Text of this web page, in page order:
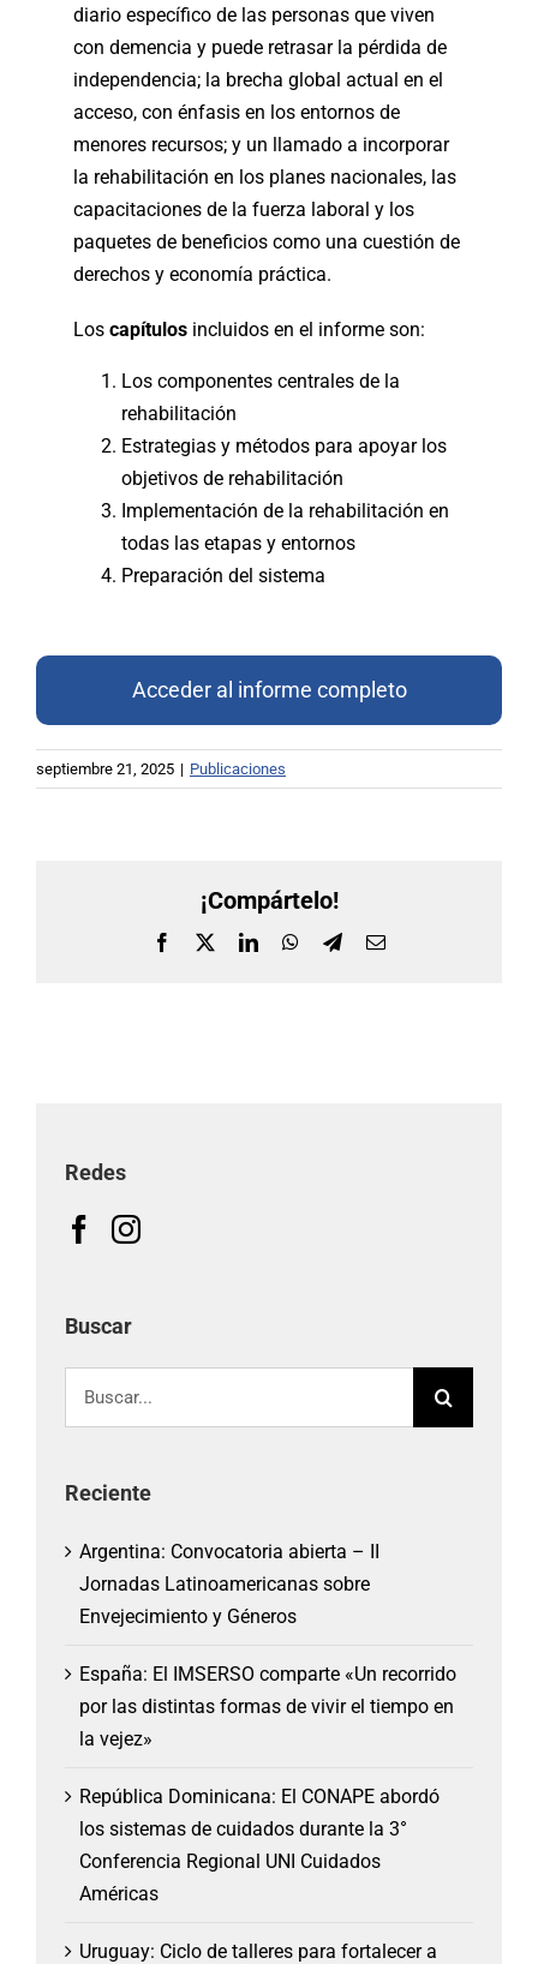
diario específico de las personas que viven
con demencia y puede retrasar la pérdida de
independencia; la brecha global actual en el
acceso, con énfasis en los entornos de
menores recursos; y un llamado a incorporar
la rehabilitación en los planes nacionales, las
capacitaciones de la fuerza laboral y los
paquetes de beneficios como una cuestión de
derechos y economía práctica.
Loscapítulos incluidos en el informe son:
Los componentes centrales de la
rehabilitación
Estrategias y métodos para apoyar los
objetivos de rehabilitación
Implementación de la rehabilitación en
todas las etapas y entornos
Preparación del sistema
Acceder al informe completo
septiembre 21, 2025 | Publicaciones
¡Compártelo!
Facebook LinkedInWhatsApp
TelegramCorreo
Redes
Buscar
Reciente
Argentina: Convocatoria abierta – II
Jornadas Latinoamericanas sobre
Envejecimiento y Géneros
España: El IMSERSO comparte «Un recorrido
por las distintas formas de vivir el tiempo en
la vejez»
República Dominicana: El CONAPE abordó
los sistemas de cuidados durante la 3°
Conferencia Regional UNI Cuidados
Américas
Uruguay: Ciclo de talleres para fortalecer a